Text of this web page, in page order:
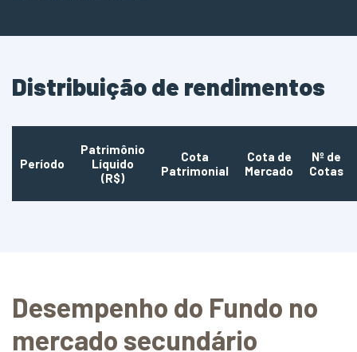
Distribuição de rendimentos
Período
Patrimônio
Líquido
(R$)
Cota
Patrimonial
Cota de
Mercado
Nº de
Cotas
Desempenho do Fundo no
mercado secundário